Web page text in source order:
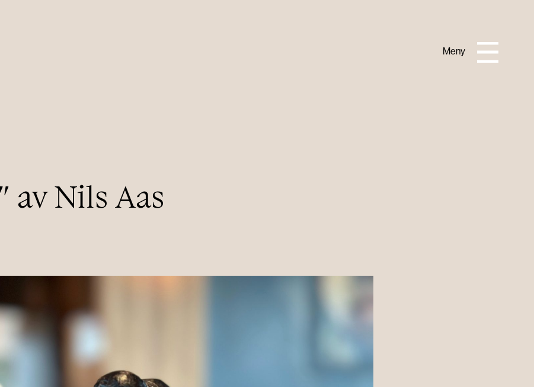
Meny
Chambre séparée
Kunstsamlingen Ervik & Sævik
av Nils Aas